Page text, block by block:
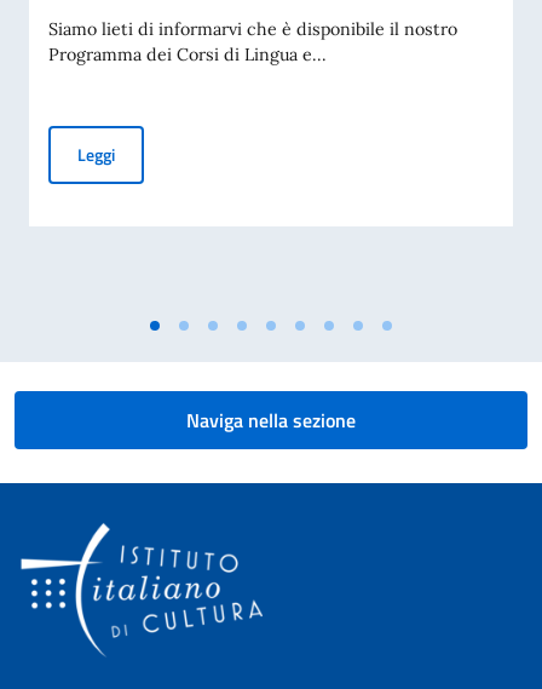
Siamo lieti di informarvi che è disponibile il nostro
Programma dei Corsi di Lingua e...
LeggiProgramma Corsi di Lingua e Cultura, A.S. 2026-2027
Naviga nella sezione